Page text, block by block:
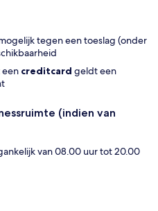
tegen een toeslag (onder
een creditcard geldt een
(indien van
van 08.00 uur tot 20.00